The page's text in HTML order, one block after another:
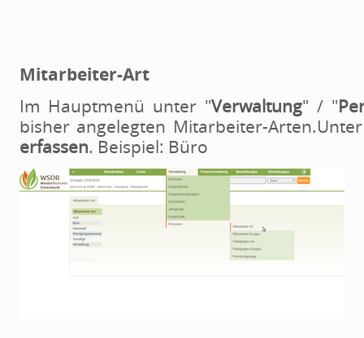
Mitarbeiter-Art
Im Hauptmenü unter "Verwaltung" / "
bisher angelegten Mitarbeiter-
erfassen. Beispiel: Büro